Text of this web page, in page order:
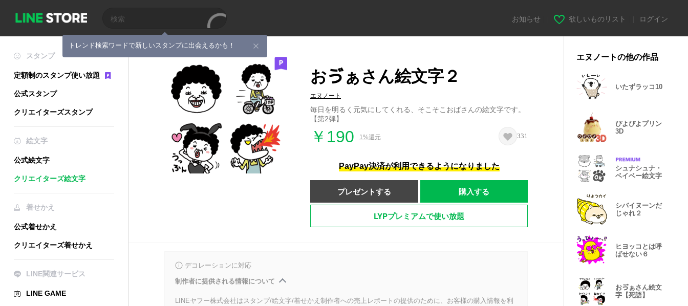
トレンド検索ワードで新しいスタンプに出会えるかも！
お知らせ 欲しいものリスト ログイン
スタンプ
定額制のスタンプ使い放題
公式スタンプ
クリエイターズスタンプ
絵文字
公式絵文字
クリエイターズ絵文字
着せかえ
公式着せかえ
クリエイターズ着せかえ
LINE関連サービス
LINE GAME
おゔぁさん絵文字２
エヌノート
毎日を明るく元気にしてくれる、そこそこおばさんの絵文字です。
【第2弾】
￥190 1%還元 331
PayPay決済が利用できるようになりました
プレゼントする 購入する
LYPプレミアムで使い放題
デコレーションに対応
制作者に提供される情報について
LINEヤフー株式会社はスタンプ/絵文字/着せかえ制作者への売上レポートの提供のために、お客様の購入情報を利
エヌノートの他の作品
いたずラッコ10
ぴよぴよプリン
3D
シュナシュナ・
ベイベー絵文字
シバイヌーンだ
じゃれ２
ヒヨッコとは呼
ばせない６
おゔぁさん絵文
字【死語】